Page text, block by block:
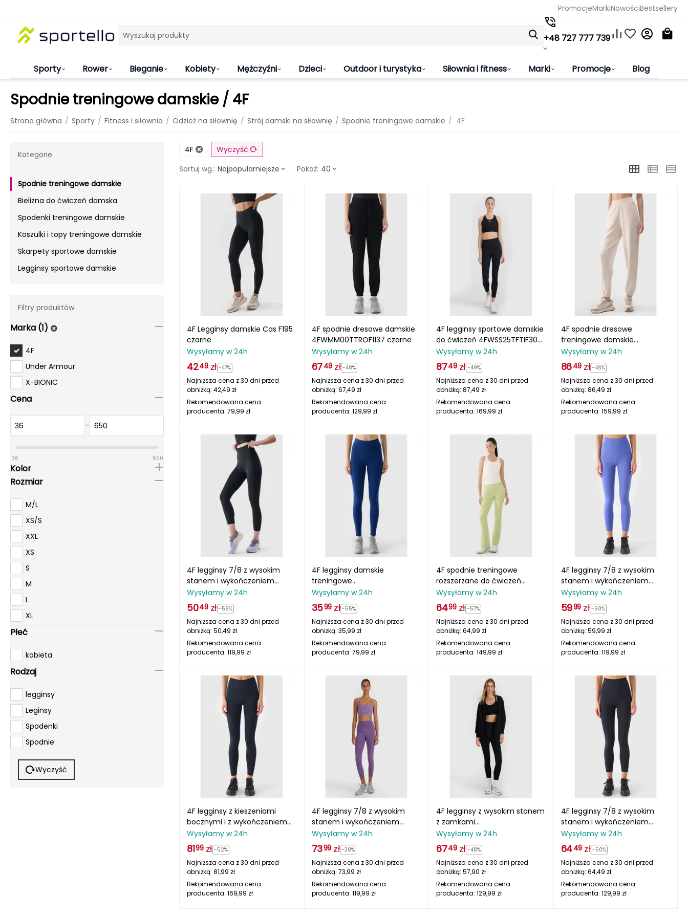
PromocjeMarkiNowościBestsellery
+48 727 777 739
Sporty Rower Bieganie Kobiety Mężczyźni Dzieci Outdoor i turystyka Siłownia i fitness Marki Promocje Blog
Spodnie treningowe damskie / 4F
Strona główna / Sporty / Fitness i siłownia / Odzież na siłownię / Strój damski na siłownię / Spodnie treningowe damskie / 4F
4F
Wyczyść
Sortuj wg.: Najpopularniejsze Pokaż: 40
4F Legginsy damskie Cas F195
czarne
Wysyłamy w 24h
4249 zł -47%
Najniższa cena z 30 dni przed
obniżką: 42,49 zł
Rekomendowana cena
producenta: 79,99 zł
4F spodnie dresowe damskie
4FWMM00TTROF1137 czarne
Wysyłamy w 24h
6749 zł -48%
Najniższa cena z 30 dni przed
obniżką: 67,49 zł
Rekomendowana cena
producenta: 129,99 zł
4F legginsy sportowe damskie
do ćwiczeń 4FWSS25TFTIF304
czarne
Wysyłamy w 24h
8749 zł -49%
Najniższa cena z 30 dni przed
obniżką: 87,49 zł
Rekomendowana cena
producenta: 169,99 zł
4F spodnie dresowe
treningowe damskie
4FWSS25TTROF1010 beżowe
Wysyłamy w 24h
8649 zł -46%
Najniższa cena z 30 dni przed
obniżką: 86,49 zł
Rekomendowana cena
producenta: 159,99 zł
4F legginsy 7/8 z wysokim
stanem i wykończeniem
szybkoschnącym
4FWMM00TFTIF413
Wysyłamy w 24h
5049 zł -58%
Najniższa cena z 30 dni przed
obniżką: 50,49 zł
Rekomendowana cena
producenta: 119,99 zł
4F legginsy damskie
treningowe
4FWMM00TTIGF195 granatowe
Wysyłamy w 24h
3599 zł -55%
Najniższa cena z 30 dni przed
obniżką: 35,99 zł
Rekomendowana cena
producenta: 79,99 zł
4F spodnie treningowe
rozszerzane do ćwiczeń
4FRSS25TFTRF1037 zielone
Wysyłamy w 24h
6499 zł -57%
Najniższa cena z 30 dni przed
obniżką: 64,99 zł
Rekomendowana cena
producenta: 149,99 zł
4F legginsy 7/8 z wysokim
stanem i wykończeniem
szybkoschnącym
4FWAW25TFTIF361 granatowe
Wysyłamy w 24h
5999 zł -50%
Najniższa cena z 30 dni przed
obniżką: 59,99 zł
Rekomendowana cena
producenta: 119,99 zł
4F legginsy z kieszeniami
bocznymi i z wykończeniem
szybkoschnącym
4FWAW25TFTIF364 czarne
Wysyłamy w 24h
8199 zł -52%
Najniższa cena z 30 dni przed
obniżką: 81,99 zł
Rekomendowana cena
producenta: 169,99 zł
4F legginsy 7/8 z wysokim
stanem i wykończeniem
szybkoschnącym
4FWAW25TFTIF361 różowe
Wysyłamy w 24h
7399 zł -38%
Najniższa cena z 30 dni przed
obniżką: 73,99 zł
Rekomendowana cena
producenta: 119,99 zł
4F legginsy z wysokim stanem
z zamkami
4FWAW25TTIGF242 czarne
Wysyłamy w 24h
6749 zł -48%
Najniższa cena z 30 dni przed
obniżką: 57,90 zł
Rekomendowana cena
producenta: 129,99 zł
4F legginsy 7/8 z wysokim
stanem i wykończeniem
szybkoschnącym
4FWMM00TFTIF413
Wysyłamy w 24h
6449 zł -50%
Najniższa cena z 30 dni przed
obniżką: 64,49 zł
Rekomendowana cena
producenta: 129,99 zł
Kategorie
Spodnie treningowe damskie
Bielizna do ćwiczeń damska
Spodenki treningowe damskie
Koszulki i topy treningowe damskie
Skarpety sportowe damskie
Legginsy sportowe damskie
Filtry produktów
Marka (1)
4F
Under Armour
X-BIONIC
Cena
–
36 650
Kolor
Rozmiar
M/L
XS/S
XXL
XS
S
M
L
XL
Płeć
kobieta
Rodzaj
legginsy
Leginsy
Spodenki
Spodnie
Wyczyść